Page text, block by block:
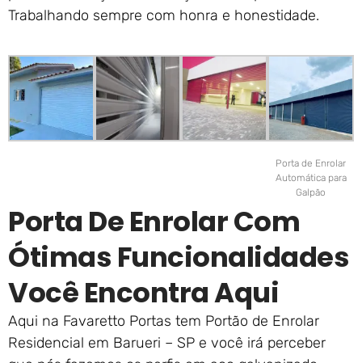
Trabalhando sempre com honra e honestidade.
Porta de Enrolar
Automática para
Galpão
Porta De Enrolar Com
Ótimas Funcionalidades
Você Encontra Aqui
Aqui na Favaretto Portas tem Portão de Enrolar
Residencial em Barueri – SP e você irá perceber